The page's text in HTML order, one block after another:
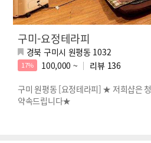
구미-요정테라피
경북 구미시 원평동 1032
17% 100,000 ~ 리뷰 136
구미 원평동 [요정테라피] ★ 저희샵은
약속드립니다★